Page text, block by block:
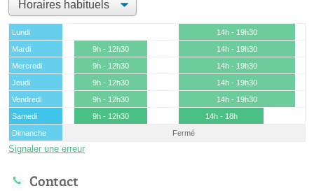
Lundi
14h - 19h30
Mardi
9h - 12h30
14h - 19h30
Mercredi
9h - 12h30
14h - 19h30
Jeudi
9h - 12h30
14h - 19h30
Vendredi
9h - 12h30
14h - 19h30
Samedi
9h - 12h30
14h - 18h
Dimanche
Fermé
Signaler une erreur
Contact